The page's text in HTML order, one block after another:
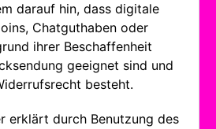
darauf hin, dass digitale
Chatguthaben oder
ihrer Beschaffenheit
geeignet sind und
besteht.
erklärt durch Benutzung des